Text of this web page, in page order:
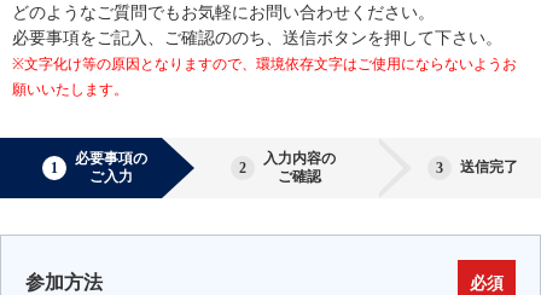
どのようなご質問でもお気軽にお問い合わせください。
必要事項をご記入、ご確認ののち、送信ボタンを押して下さい。
※文字化け等の原因となりますので、環境依存文字はご使用にならないようお
願いいたします。
必要事項の
ご入力
入力内容の
ご確認
送信完了
参加方法 必須